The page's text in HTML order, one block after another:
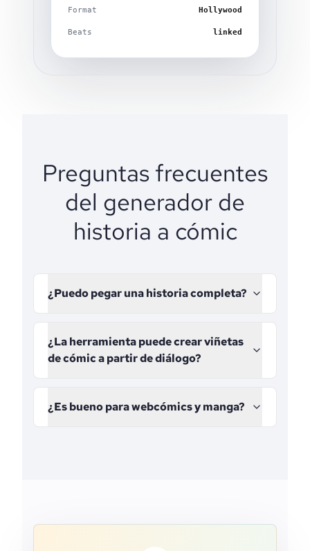
Format Hollywood
Beats linked
Preguntas frecuentes
del generador de
historia a cómic
¿Puedo pegar una historia completa?
¿La herramienta puede crear viñetas
de cómic a partir de diálogo?
¿Es bueno para webcómics y manga?